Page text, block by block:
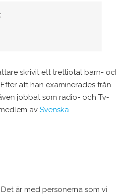
skrivit ett trettiotal barn-
att han examinerades från
jobbat som radio- och Tv-
av Svenska
är med personerna som vi